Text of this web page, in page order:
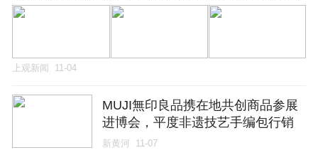
上观新闻 11-04
MUJI無印良品携在地共创商品参展
进博会，平度非遗技艺手编包行销
全国
新黄河 11-07